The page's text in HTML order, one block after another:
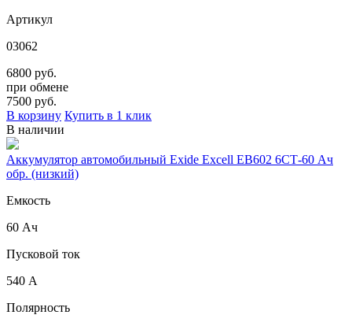
Артикул
03062
6800 руб.
при обмене
7500 руб.
В корзину Купить в 1 клик
В наличии
Аккумулятор автомобильный Exide Excell EB602 6СТ-60 Ач
обр. (низкий)
Емкость
60 Ач
Пусковой ток
540 А
Полярность